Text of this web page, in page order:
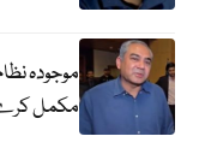
موجودہ
مکمل کرے